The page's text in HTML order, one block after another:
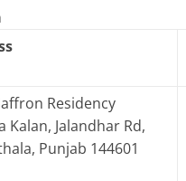
Residency
Kalan, Jalandhar Rd,
Punjab 144601